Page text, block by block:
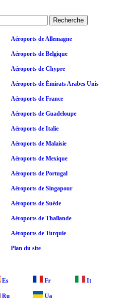
Aéroports de Allemagne
Aéroports de Belgique
Aéroports de Chypre
Aéroports de Émirats Arabes Unis
Aéroports de France
Aéroports de Guadeloupe
Aéroports de Italie
Aéroports de Malaisie
Aéroports de Mexique
Aéroports de Portugal
Aéroports de Singapour
Aéroports de Suède
Aéroports de Thaïlande
Aéroports de Turquie
Plan du site
Es Fr It
Ru Ua